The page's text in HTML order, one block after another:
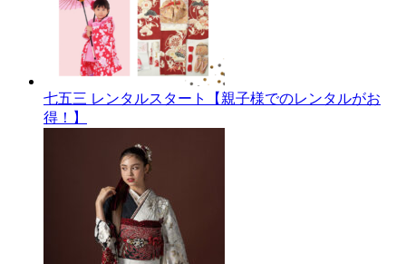
七五三 レンタルスタート【親子様でのレンタルがお
得！】